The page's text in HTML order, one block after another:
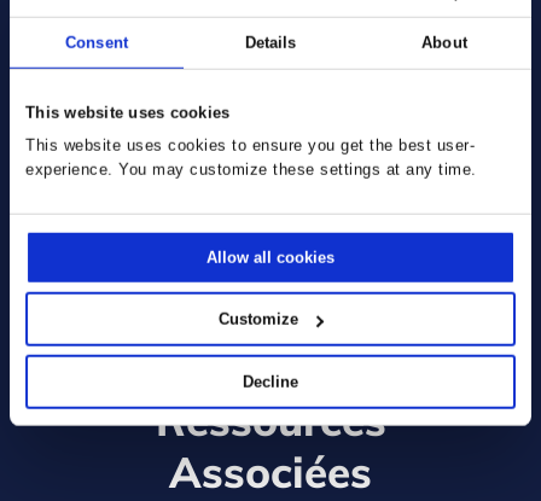
Consent Details About
This website uses cookies
This website uses cookies to ensure you get the best user-
experience. You may customize these settings at any time.
Allow all cookies
Customize
Decline
électronique. Je peux changer ces préférences à tout moment.
Non, je ne souhaite recevoir aucun courrier électronique de la
part de Prodware.
* Requis :
J’ai lu et accepté les termes et conditions énoncés dans la
politique de confidentialité.
ENVOYER
Ressources
Associées